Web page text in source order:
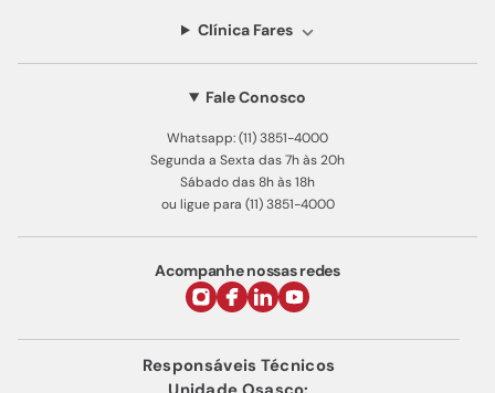
Clínica Fares
Fale Conosco
Whatsapp: (11) 3851-4000
Segunda a Sexta das 7h às 20h
Sábado das 8h às 18h
ou ligue para (11) 3851-4000
Acompanhe nossas redes
Responsáveis Técnicos